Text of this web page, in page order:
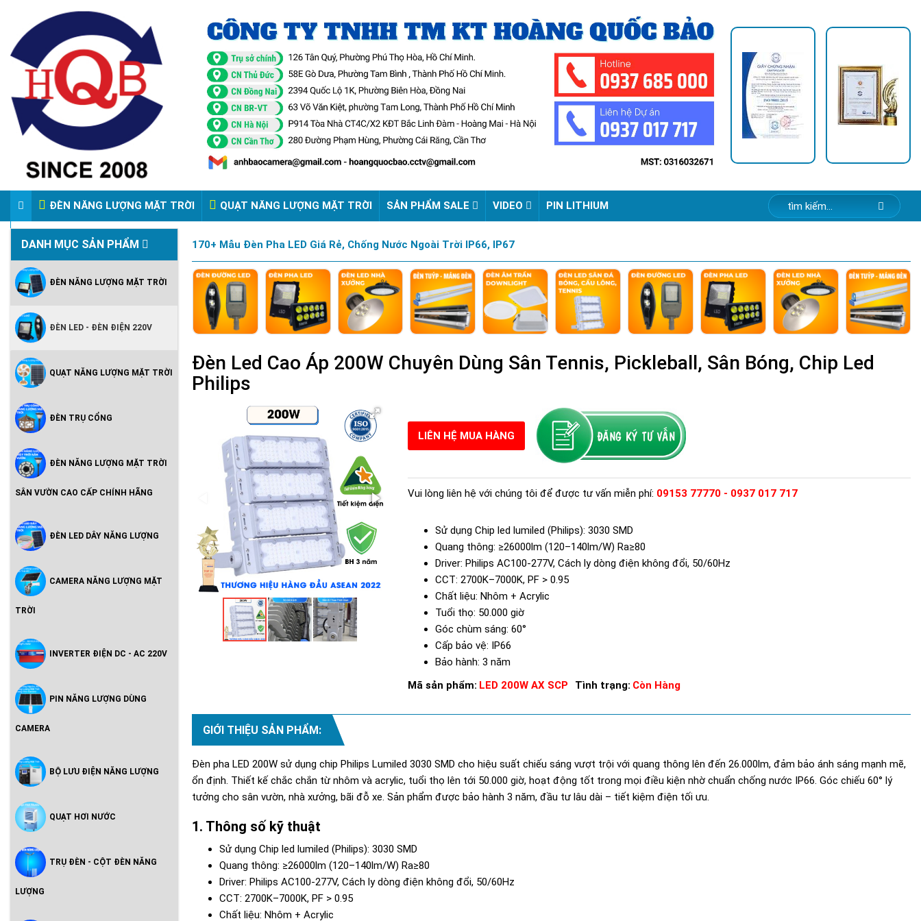
ĐÈN NĂNG LƯỢNG MẶT TRỜI QUẠT NĂNG LƯỢNG MẶT TRỜI SẢN PHẨM SALE VIDEO PIN LITHIUM
VIDEO ĐÈN PHA ĐIỆN 220V
DANH MỤC SẢN PHẨM
ĐÈN NĂNG LƯỢNG MẶT TRỜI
Vườn Cao Cấp Chính Hãng
ĐÈN LED - ĐÈN ĐIỆN 220V
Hoàng Quốc Bảo - Độ Sáng Cao,
QUẠT NĂNG LƯỢNG MẶT TRỜI
ĐÈN TRỤ CỔNG
ĐÈN NĂNG LƯỢNG MẶT TRỜI
SÂN VƯỜN CAO CẤP CHÍNH HÃNG
ĐÈN LED DÂY NĂNG LƯỢNG
CAMERA NĂNG LƯỢNG MẶT
TRỜI
INVERTER ĐIỆN DC - AC 220V
PIN NĂNG LƯỢNG DÙNG
CAMERA
BỘ LƯU ĐIỆN NĂNG LƯỢNG
QUẠT HƠI NƯỚC
TRỤ ĐÈN - CỘT ĐÈN NĂNG
LƯỢNG
170+ Mẫu Đèn Pha LED Giá Rẻ, Chống Nước Ngoài Trời IP66, IP67
Đèn Led Cao Áp 200W Chuyên Dùng Sân Tennis, Pickleball, Sân Bóng, Chip Led
Philips
LIÊN HỆ MUA HÀNG
Vui lòng liên hệ với chúng tôi để được tư vấn miễn phí: 09153 77770 - 0937 017 717
Sử dụng Chip led lumiled (Philips): 3030 SMD
Quang thông: ≥26000lm (120–140lm/W) Ra≥80
Driver: Philips AC100-277V, Cách ly dòng điện không đổi, 50/60Hz
CCT: 2700K–7000K, PF > 0.95
Chất liệu: Nhôm + Acrylic
Tuổi thọ: 50.000 giờ
Góc chùm sáng: 60°
Cấp bảo vệ: IP66
Bảo hành: 3 năm
Mã sản phẩm: LED 200W AX SCP Tình trạng: Còn Hàng
GIỚI THIỆU SẢN PHẨM:
Đèn pha LED 200W sử dụng chip Philips Lumiled 3030 SMD cho hiệu suất chiếu sáng vượt trội với quang thông lên đến 26.000lm, đảm bảo ánh sáng mạnh mẽ,
ổn định. Thiết kế chắc chắn từ nhôm và acrylic, tuổi thọ lên tới 50.000 giờ, hoạt động tốt trong mọi điều kiện nhờ chuẩn chống nước IP66. Góc chiếu 60° lý
tưởng cho sân vườn, nhà xưởng, bãi đỗ xe. Sản phẩm được bảo hành 3 năm, đầu tư lâu dài – tiết kiệm điện tối ưu.
Thông số kỹ thuật
Sử dụng Chip led lumiled (Philips): 3030 SMD
Quang thông: ≥26000lm (120–140lm/W) Ra≥80
Driver: Philips AC100-277V, Cách ly dòng điện không đổi, 50/60Hz
CCT: 2700K–7000K, PF > 0.95
Chất liệu: Nhôm + Acrylic